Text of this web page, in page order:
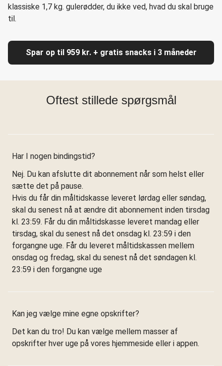
klassiske 1,7 kg. gulerødder, du ikke ved, hvad du skal bruge
til.
Spar op til 959 kr. + gratis snacks i 3 måneder
Oftest stillede spørgsmål
Har I nogen bindingstid?
Nej. Du kan afslutte dit abonnement når som helst eller
sætte det på pause.
Hvis du får din måltidskasse leveret lørdag eller søndag,
skal du senest nå at ændre dit abonnement inden tirsdag
kl. 23:59. Får du din måltidskasse leveret mandag eller
tirsdag, skal du senest nå det onsdag kl. 23:59 i den
forgangne uge. Får du leveret måltidskassen mellem
onsdag og fredag, skal du senest nå det søndagen kl.
23:59 i den forgangne uge
Kan jeg vælge mine egne opskrifter?
Det kan du tro! Du kan vælge mellem masser af
opskrifter hver uge på vores hjemmeside eller i appen.